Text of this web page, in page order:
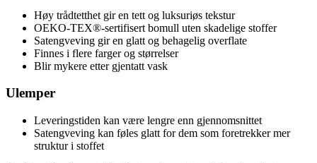
Høy trådtetthet gir en tett og luksuriøs tekstur
OEKO-TEX®-sertifisert bomull uten skadelige stoffer
Satengveving gir en glatt og behagelig overflate
Finnes i flere farger og størrelser
Blir mykere etter gjentatt vask
Ulemper
Leveringstiden kan være lengre enn gjennomsnittet
Satengveving kan føles glatt for dem som foretrekker mer
struktur i stoffet